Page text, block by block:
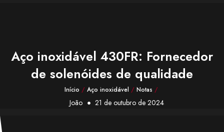
Aço inoxidável 430FR: Fornecedor
de solenóides de qualidade
Início / Aço inoxidável / Notas /
João 21 de outubro de 2024